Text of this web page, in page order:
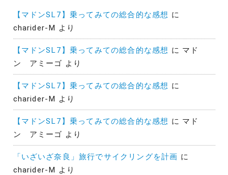
【マドンSL7】乗ってみての総合的な感想 に
charider-M より
【マドンSL7】乗ってみての総合的な感想 に マド
ン アミーゴ より
【マドンSL7】乗ってみての総合的な感想 に
charider-M より
【マドンSL7】乗ってみての総合的な感想 に マド
ン アミーゴ より
「いざいざ奈良」旅行でサイクリングを計画 に
charider-M より